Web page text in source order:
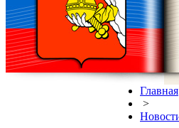
Главная
>